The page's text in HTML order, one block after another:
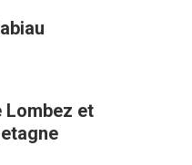
Lombez et